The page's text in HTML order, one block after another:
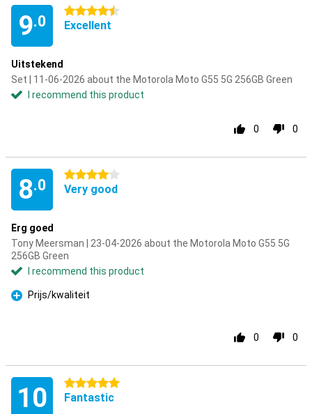
9.0
4.5 stars
Excellent
Uitstekend
Set | 11-06-2026 about the Motorola Moto G55 5G 256GB Green
I recommend this product
0 0
8.0
4 stars
Very good
Erg goed
Tony Meersman | 23-04-2026 about the Motorola Moto G55 5G
256GB Green
I recommend this product
Pro
Prijs/kwaliteit
0 0
10 5 stars
Fantastic